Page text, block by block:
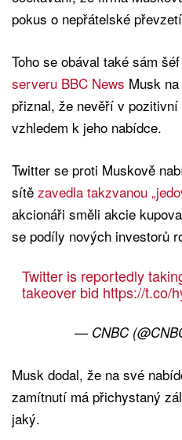
pokus o nepřátelské
Toho se obával také sám
serveru BBC News Musk
přiznal, že nevěří v
vzhledem k jeho nabídce.
Twitter se proti Muskově
sítě zavedla takzvanou
akcionáři směli akcie
se podíly nových investorů
Twitter is reportedly
takeover bid https://t.co/
— CNBC
Musk dodal, že na své
zamítnutí má přichystaný
jaký.